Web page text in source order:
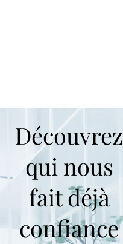
Découvrez
qui nous
fait déjà
confiance